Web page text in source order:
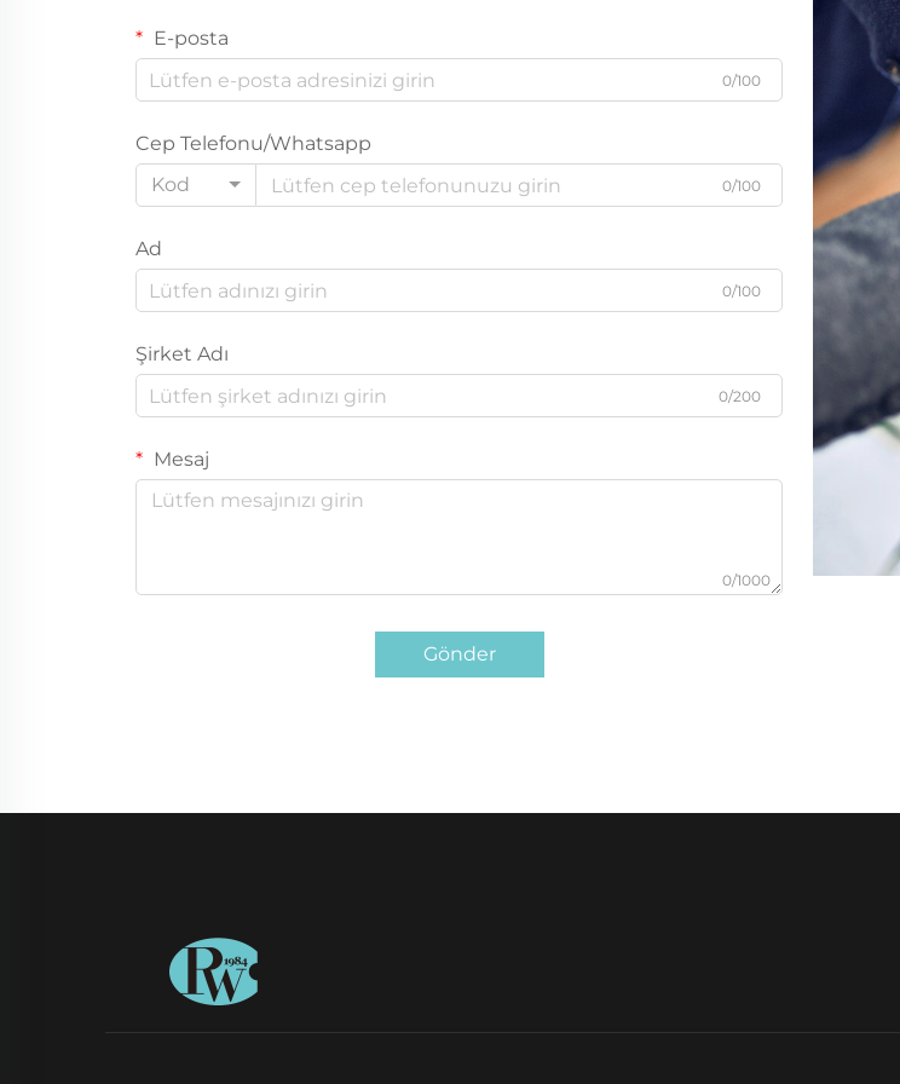
E-posta
0/100
Cep Telefonu/Whatsapp
Kod
0/100
Ad
0/100
Şirket Adı
0/200
Mesaj
0/1000
Gönder